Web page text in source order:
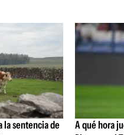
la sentencia de
A qué hora